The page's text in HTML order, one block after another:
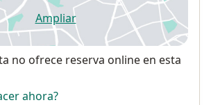
Ampliarse abre en una nueva
no ofrece reserva online en esta
ahora?